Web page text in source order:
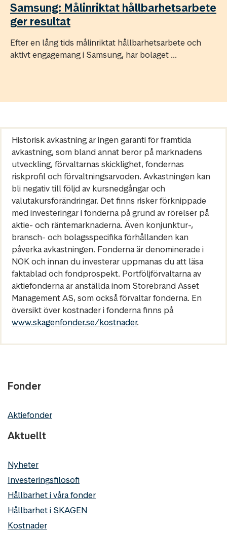
Samsung: Målinriktat hållbarhetsarbete
ger resultat
Efter en lång tids målinriktat hållbarhetsarbete och
aktivt engagemang i Samsung, har bolaget ...
Historisk avkastning är ingen garanti för framtida
avkastning, som bland annat beror på marknadens
utveckling, förvaltarnas skicklighet, fondernas
riskprofil och förvaltningsarvoden. Avkastningen kan
bli negativ till följd av kursnedgångar och
valutakursförändringar. Det finns risker förknippade
med investeringar i fonderna på grund av rörelser på
aktie- och räntemarknaderna. Även konjunktur-,
bransch- och bolagsspecifika förhållanden kan
påverka avkastningen. Fonderna är denominerade i
NOK och innan du investerar uppmanas du att läsa
faktablad och fondprospekt. Portföljförvaltarna av
aktiefonderna är anställda inom Storebrand Asset
Management AS, som också förvaltar fonderna. En
översikt över kostnader i fonderna finns på
www.skagenfonder.se/kostnader.
Fonder
Aktiefonder
Aktuellt
Nyheter
Investeringsfilosofi
Hållbarhet i våra fonder
Hållbarhet i SKAGEN
Kostnader